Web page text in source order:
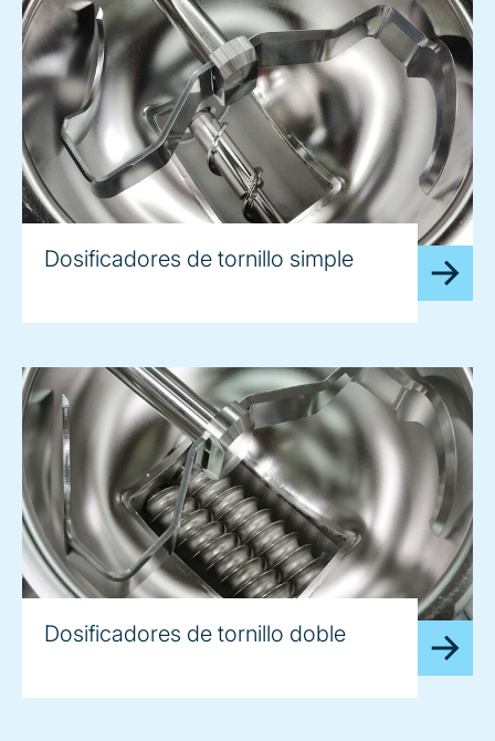
Dosificadores de tornillo simple
Dosificadores de tornillo doble